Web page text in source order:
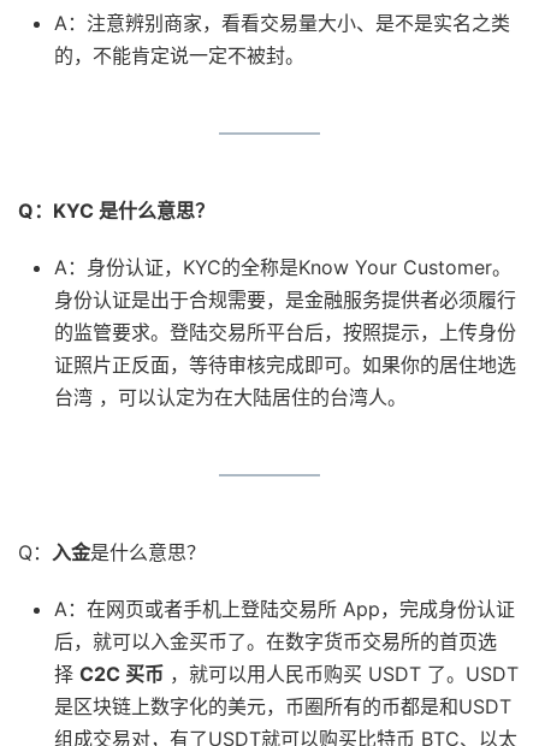
A：注意辨别商家，看看交易量大小、是不是实名之类
的，不能肯定说一定不被封。
Q：KYC 是什么意思？
A：身份认证，KYC的全称是Know Your Customer。
身份认证是出于合规需要，是金融服务提供者必须履行
的监管要求。登陆交易所平台后，按照提示，上传身份
证照片正反面，等待审核完成即可。如果你的居住地选
台湾 ，可以认定为在大陆居住的台湾人。
Q： 入金是什么意思？
A：在网页或者手机上登陆交易所 App，完成身份认证
后，就可以入金买币了。在数字货币交易所的首页选
择 C2C 买币 ，就可以用人民币购买 USDT 了。USDT
是区块链上数字化的美元，币圈所有的币都是和USDT
组成交易对，有了USDT就可以购买比特币 BTC、以太